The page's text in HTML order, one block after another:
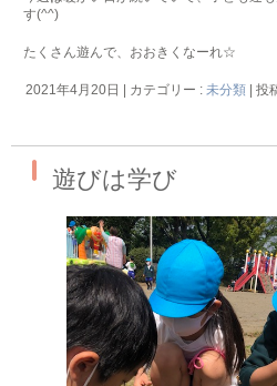
す(^^)
たくさん遊んで、おおきくなーれ☆
2021年4月20日 カテゴリー : 未分類 投
遊びは学び